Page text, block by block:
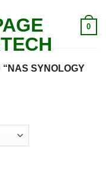
0
“NAS SYNOLOGY